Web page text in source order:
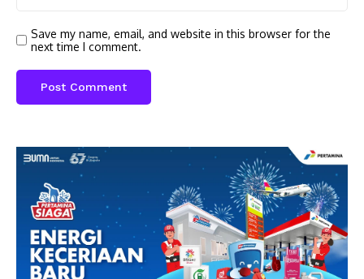
Save my name, email, and website in this browser for the
next time I comment.